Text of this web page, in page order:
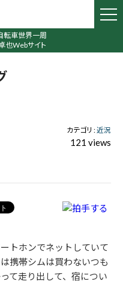
転車世界一周
也Webサイト
カテゴリ :近況
121 views
トホンでネットしていて
携帯シムは買わないつも
て走り出して、宿につい